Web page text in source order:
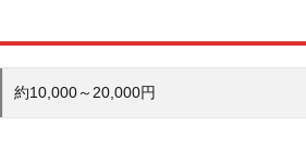
約10,000～20,000円